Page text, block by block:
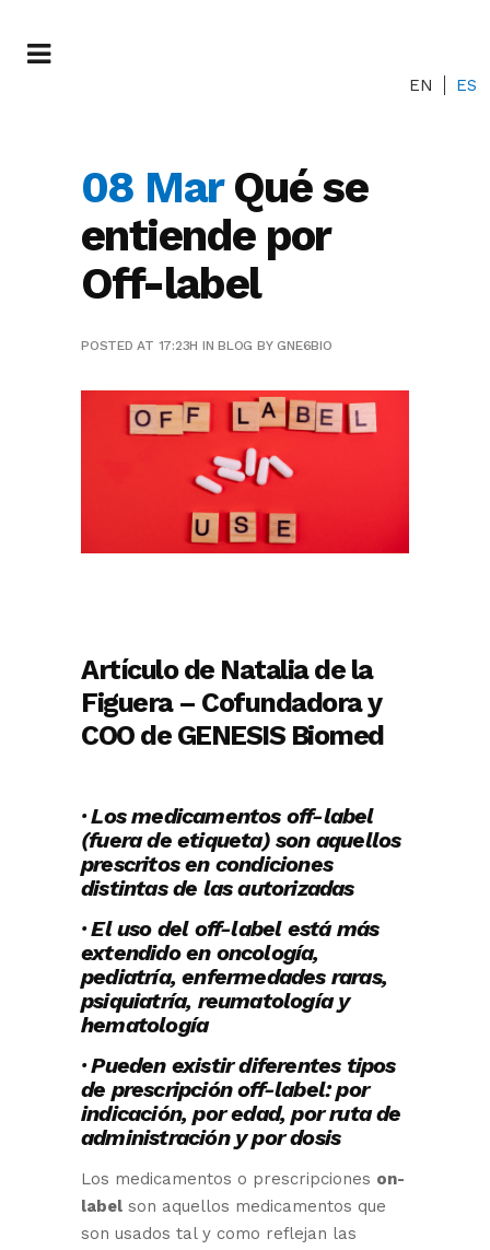
EN ES
08 MarQué se
entiende por
Off-label
POSTED AT 17:23H INBLOG BYGNE6BIO
Artículo de Natalia de la
Figuera – Cofundadora y
COO de GENESIS Biomed
· Los medicamentos off-label
(fuera de etiqueta) son aquellos
prescritos en condiciones
distintas de las autorizadas
· El uso del off-label está más
extendido en oncología,
pediatría, enfermedades raras,
psiquiatría, reumatología y
hematología
· Pueden existir diferentes tipos
de prescripción off-label: por
indicación, por edad, por ruta de
administración y por dosis
Los medicamentos o prescripciones on-
label son aquellos medicamentos que
son usados tal y como reflejan las